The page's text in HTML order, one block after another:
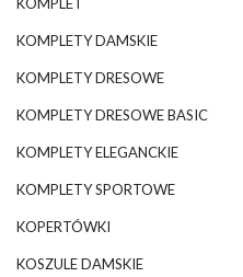
KOMPLETY DAMSKIE
KOMPLETY DRESOWE
KOMPLETY DRESOWE BASIC
KOMPLETY ELEGANCKIE
KOMPLETY SPORTOWE
KOPERTÓWKI
KOSZULE DAMSKIE